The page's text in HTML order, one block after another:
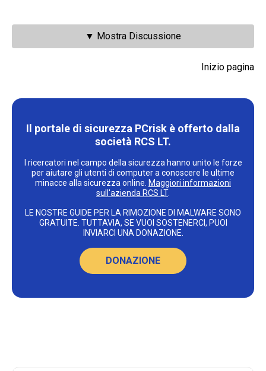
▼ Mostra Discussione
Inizio pagina
Il portale di sicurezza PCrisk è offerto dalla
società RCS LT.
I ricercatori nel campo della sicurezza hanno unito le forze
per aiutare gli utenti di computer a conoscere le ultime
minacce alla sicurezza online. Maggiori informazioni
sull'azienda RCS LT.
LE NOSTRE GUIDE PER LA RIMOZIONE DI MALWARE SONO
GRATUITE. TUTTAVIA, SE VUOI SOSTENERCI, PUOI
INVIARCI UNA DONAZIONE.
DONAZIONE